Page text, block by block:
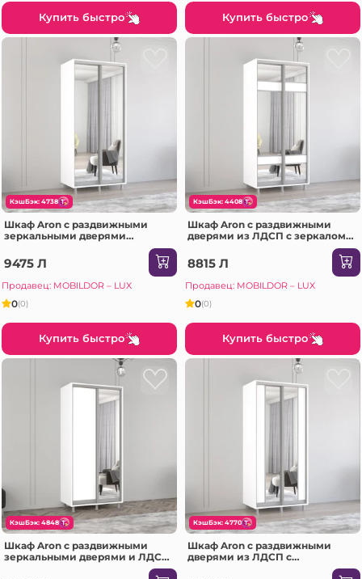
Купить быстро Купить быстро
КэшБэк: 4738
Шкаф Aron с раздвижными
зеркальными дверями
9475 Л
Продавец: MOBILDOR – LUX
0(0)
Купить быстро
КэшБэк: 4408
Шкаф Aron с раздвижными
дверями из ЛДСП с зеркалом
Антрацит
8815 Л
Продавец: MOBILDOR – LUX
0(0)
Купить быстро
КэшБэк: 4848
Шкаф Aron с раздвижными
зеркальными дверями и ЛДСП
КэшБэк: 4770
Шкаф Aron с раздвижными
дверями из ЛДСП с